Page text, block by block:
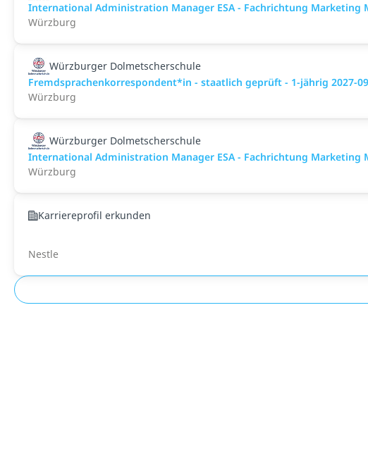
International Administration Manager ESA - Fachrichtung Marketing
Würzburg
Würzburger Dolmetscherschule
Fremdsprachenkorrespondent*in - staatlich geprüft - 1-jährig 2027-
Würzburg
Würzburger Dolmetscherschule
International Administration Manager ESA - Fachrichtung Marketing
Würzburg
Karriereprofil erkunden
Nestle